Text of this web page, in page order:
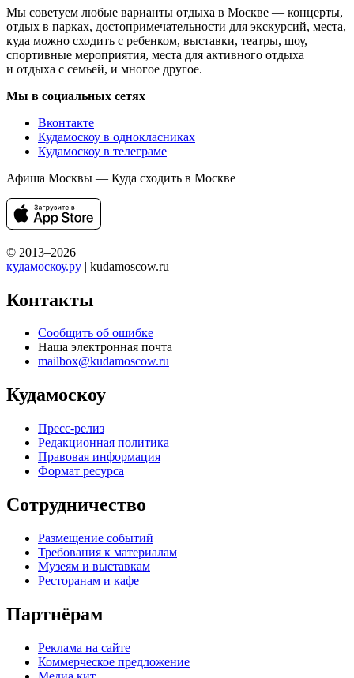
Мы советуем любые варианты отдыха в Москве — концерты,
отдых в парках, достопримечательности для экскурсий, места,
куда можно сходить с ребенком, выставки, театры, шоу,
спортивные мероприятия, места для активного отдыха
и отдыха с семьей, и многое другое.
Мы в социальных сетях
Вконтакте
Кудамоскоу в однокласниках
Кудамоскоу в телеграме
Афиша Москвы — Куда сходить в Москве
© 2013–2026
кудамоскоу.ру | kudamoscow.ru
Контакты
Сообщить об ошибке
Наша электронная почта
mailbox@kudamoscow.ru
Кудамоскоу
Пресс-релиз
Редакционная политика
Правовая информация
Формат ресурса
Сотрудничество
Размещение событий
Требования к материалам
Музеям и выставкам
Ресторанам и кафе
Партнёрам
Реклама на сайте
Коммерческое предложение